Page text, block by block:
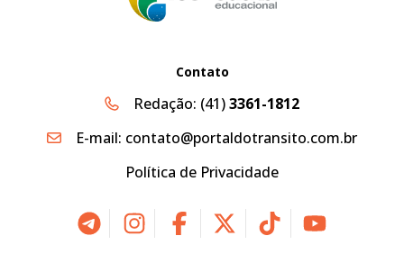
Contato
Redação: (41)3361-1812
E-mail: contato@portaldotransito.com.br
Política de Privacidade